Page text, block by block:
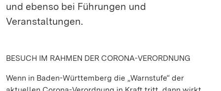
und ebenso bei Führungen und
Veranstaltungen.
BESUCH IM RAHMEN DER CORONA-VERORDNUNG
Wenn in Baden-Württemberg die „Warnstufe“ der